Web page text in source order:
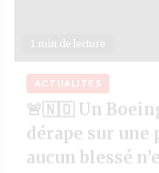
1 min de lecture
ACTUALITÉS
🚨🇳🇴 Un
dérape sur une
aucun blessé